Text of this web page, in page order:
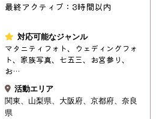
最終アクティブ：3時間以内
対応可能なジャンル
マタニティフォト、ウェディングフォ
ト、家族写真、七五三、お宮参り、
お…
活動エリア
関東
山梨県 大阪府 京都府
奈良
県